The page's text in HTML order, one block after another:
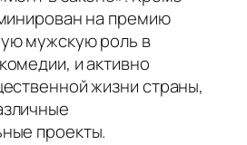
на премию
мужскую роль в
и активно
жизни страны,
проекты.